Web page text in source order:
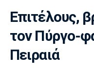
ΠΟΛΟ
AUTO-MOTO
Super League 1
Super League 2
Γ Εθνική
Μπάσκετ
Ελλάδα
Εθνική
Ολυμπιακοί
Βόλεϊ
Ολυμπιακός
Επιτέλους,
τον Πύργο-
Πειραιά